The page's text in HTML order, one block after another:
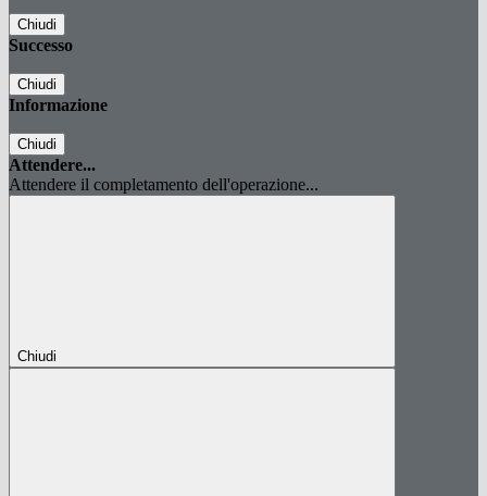
Chiudi
Successo
Chiudi
Informazione
Chiudi
Attendere...
Attendere il completamento dell'operazione...
Chiudi